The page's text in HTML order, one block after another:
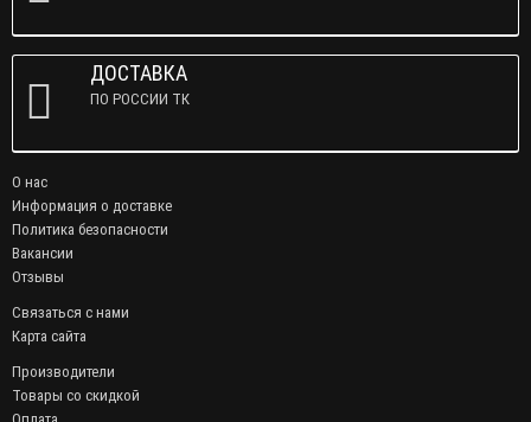
ДОСТАВКА
ПО РОССИИ ТК
О нас
Информация о доставке
Политика безопасности
Вакансии
Отзывы
Связаться с нами
Карта сайта
Производители
Товары со скидкой